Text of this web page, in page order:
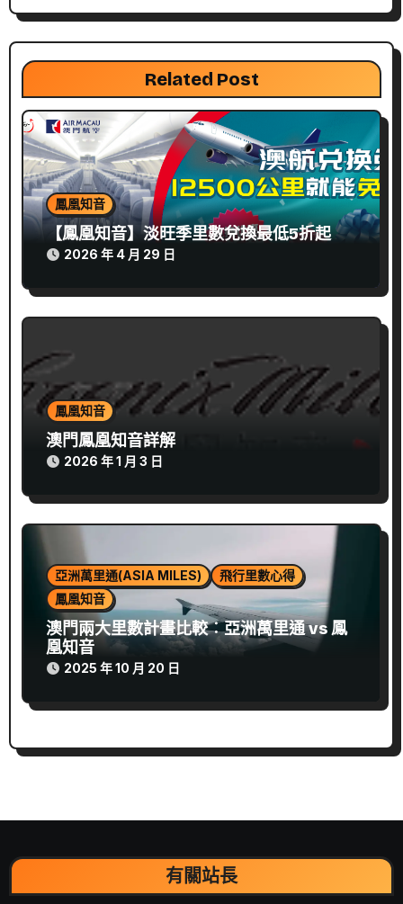
Related Post
鳳凰知音
【鳳凰知音】淡旺季里數兌換最低5折起
2026 年 4 月 29 日
鳳凰知音
澳門鳳凰知音詳解
2026 年 1 月 3 日
亞洲萬里通(ASIA MILES)
飛行里數心得
鳳凰知音
澳門兩大里數計畫比較︰亞洲萬里通 vs 鳳
凰知音
2025 年 10 月 20 日
有關站長